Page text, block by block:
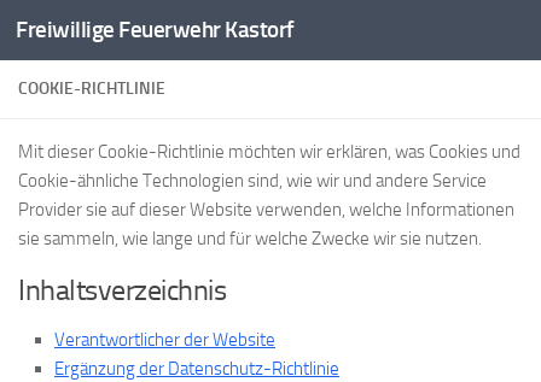
Zum Inhalt springen
Freiwillige Feuerwehr Kastorf
COOKIE-RICHTLINIE
Mit dieser Cookie-Richtlinie möchten wir erklären, was Cookies und
Cookie-ähnliche Technologien sind, wie wir und andere Service
Provider sie auf dieser Website verwenden, welche Informationen
sie sammeln, wie lange und für welche Zwecke wir sie nutzen.
Inhaltsverzeichnis
Verantwortlicher der Website
Ergänzung der Datenschutz-Richtlinie